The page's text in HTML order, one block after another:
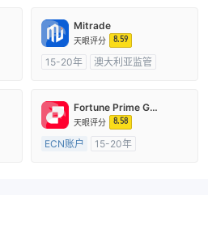
Mitrade
天眼评分 8.59
15-20年
澳大利亚监管
Fortune Prime Global
天眼评分 8.58
ECN账户
15-20年